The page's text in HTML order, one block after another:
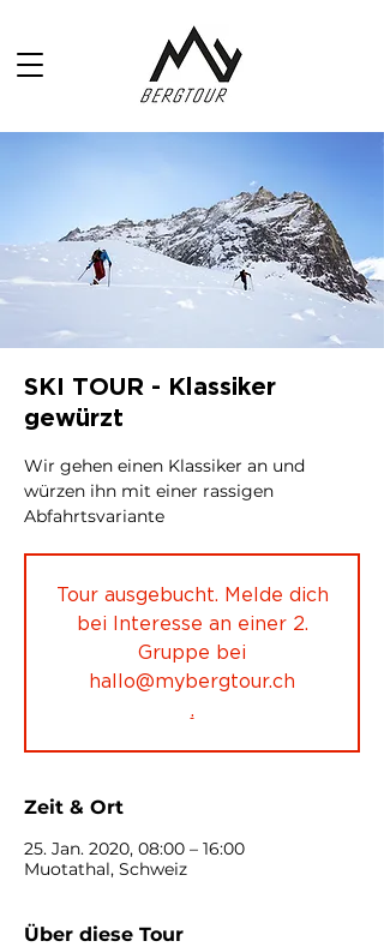
SKI TOUR - Klassiker
gewürzt
Wir gehen einen Klassiker an und
würzen ihn mit einer rassigen
Abfahrtsvariante
Tour ausgebucht. Melde dich
bei Interesse an einer 2.
Gruppe bei
hallo@mybergtour.ch
.
Zeit & Ort
25. Jan. 2020, 08:00 – 16:00
Muotathal, Schweiz
Über diese Tour